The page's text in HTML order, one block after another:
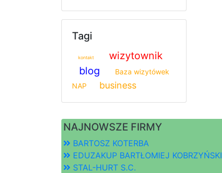
Tagi
kontakt
wizytownik
blog
Baza wizytówek
NAP
business
NAJNOWSZE FIRMY
BARTOSZ KOTERBA
EDUZAKUP BARTŁOMIEJ KOBRZYŃSKI
STAL-HURT S.C.